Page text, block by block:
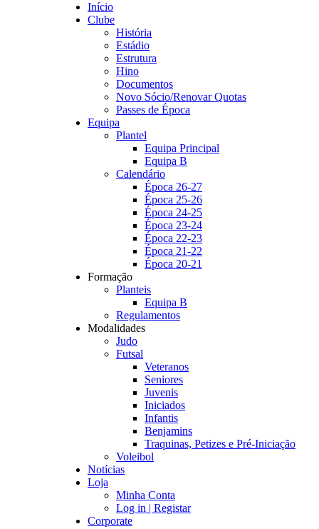
Início
Clube
História
Estádio
Estrutura
Hino
Documentos
Novo Sócio/Renovar Quotas
Passes de Época
Equipa
Plantel
Equipa Principal
Equipa B
Calendário
Época 26-27
Época 25-26
Época 24-25
Época 23-24
Época 22-23
Época 21-22
Época 20-21
Formação
Planteis
Equipa B
Regulamentos
Modalidades
Judo
Futsal
Veteranos
Seniores
Juvenis
Iniciados
Infantis
Benjamins
Traquinas, Petizes e Pré-Iniciação
Voleibol
Notícias
Loja
Minha Conta
Log in | Registar
Corporate